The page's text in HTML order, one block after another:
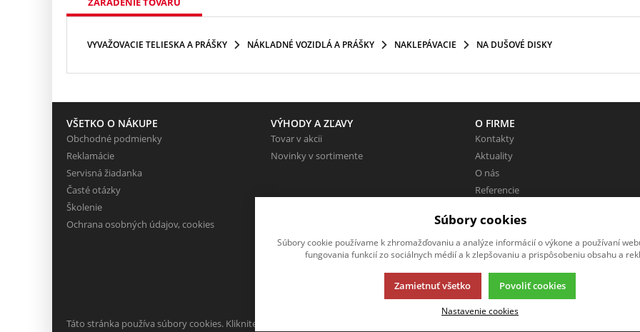
VYVAŽOVACIE TELIESKA A PRÁŠKY NÁKLADNÉ VOZIDLÁ A PRÁŠKY NAKLEPÁVACIE NA DUŠOVÉ DISKY
VŠETKO O NÁKUPE
Obchodné podmienky
Reklamácie
Servisná žiadanka
Časté otázky
Školenie
Ochrana osobných údajov, cookies
VÝHODY A ZĽAVY
Tovar v akcii
Novinky v sortimente
O FIRME
Kontakty
Aktuality
O nás
Referencie
Zaujímavé odkazy
Táto stránka používa súbory cookies. Kliknite pre viac informácií.
Súbory cookies
Súbory cookie používame k zhromažďovaniu a analýze informácií o výkone a používaní
fungovania funkcií zo sociálnych médií a k zlepšovaniu a prispôsobeniu obsahu a
Zamietnuť všetko Povoliť cookies
Nastavenie cookies